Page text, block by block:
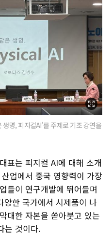
명, 피지컬AI'를 주제로 기조 강연을
표는 피지컬 AI에 대해 소개
업에서 중국 영향력이 가장
들이 연구개발에 뛰어들며
한 국가에서 시제품이 나
대한 자본을 쏟아붓고 있는
는 것이다.